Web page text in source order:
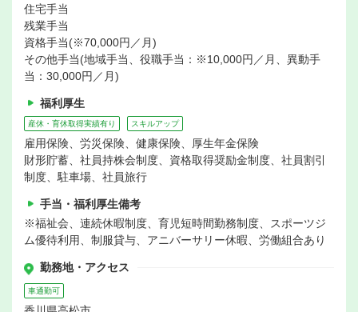
住宅手当
残業手当
資格手当(※70,000円／月)
その他手当(地域手当、役職手当：※10,000円／月、異動手
当：30,000円／月)
福利厚生
産休・育休取得実績有り スキルアップ
雇用保険、労災保険、健康保険、厚生年金保険
財形貯蓄、社員持株会制度、資格取得奨励金制度、社員割引
制度、駐車場、社員旅行
手当・福利厚生備考
※福祉会、連続休暇制度、育児短時間勤務制度、スポーツジ
ム優待利用、制服貸与、アニバーサリー休暇、労働組合あり
勤務地・アクセス
車通勤可